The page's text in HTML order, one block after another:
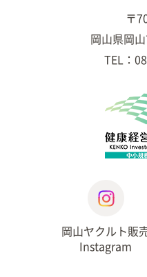
〒
岡山県岡
TEL：
岡山ヤクルト販
Instagram